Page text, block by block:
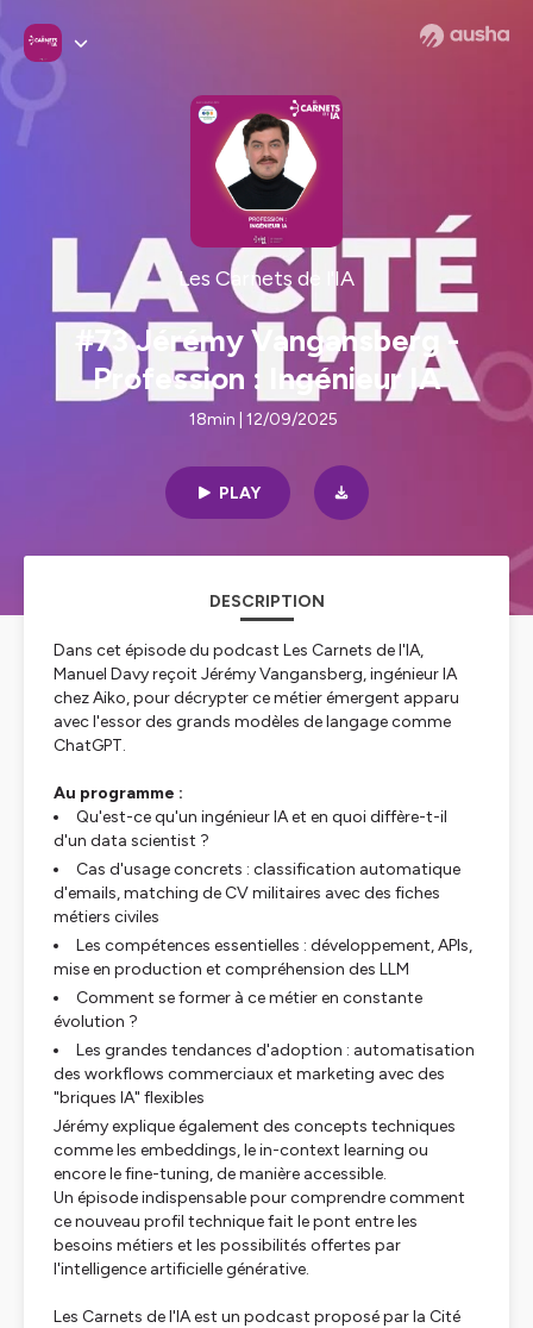
Les Carnets de l'IA
#73 Jérémy Vangansberg -
Profession : Ingénieur IA
18min | 12/09/2025
PLAY
DESCRIPTION
Dans cet épisode du podcast Les Carnets de l'IA,
Manuel Davy reçoit Jérémy Vangansberg, ingénieur IA
chez Aiko, pour décrypter ce métier émergent apparu
avec l'essor des grands modèles de langage comme
ChatGPT.
Au programme :
Qu'est-ce qu'un ingénieur IA et en quoi diffère-t-il
d'un data scientist ?
Cas d'usage concrets : classification automatique
d'emails, matching de CV militaires avec des fiches
métiers civiles
Les compétences essentielles : développement, APIs,
mise en production et compréhension des LLM
Comment se former à ce métier en constante
évolution ?
Les grandes tendances d'adoption : automatisation
des workflows commerciaux et marketing avec des
"briques IA" flexibles
Jérémy explique également des concepts techniques
comme les embeddings, le in-context learning ou
encore le fine-tuning, de manière accessible.
Un épisode indispensable pour comprendre comment
ce nouveau profil technique fait le pont entre les
besoins métiers et les possibilités offertes par
l'intelligence artificielle générative.
Les Carnets de l'IA est un podcast proposé par la Cité